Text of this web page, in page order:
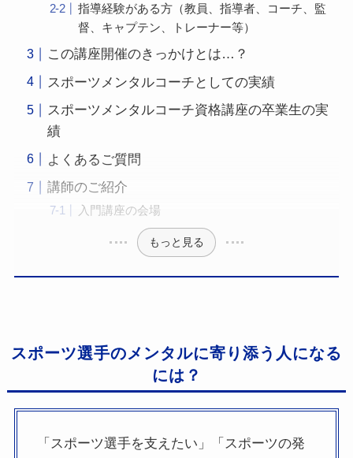
指導経験がある方（教員、指導者、コーチ、監
督、キャプテン、トレーナー等）
この講座開催のきっかけとは…？
スポーツメンタルコーチとしての実績
スポーツメンタルコーチ資格講座の卒業生の実
績
よくあるご質問
講師のご紹介
入門講座の会場
もっと見る
スポーツ選手のメンタルに寄り添う人になる
には？
「スポーツ選手を支えたい」「スポーツの発